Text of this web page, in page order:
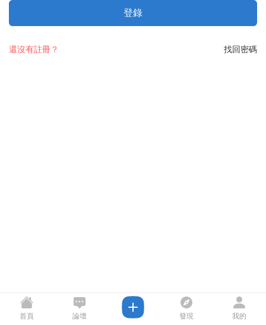
登錄
找回密碼
還沒有註冊？
首頁 論壇 發現 我的